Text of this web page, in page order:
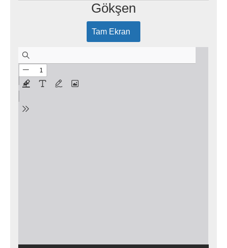
Gökşen
Tam Ekran